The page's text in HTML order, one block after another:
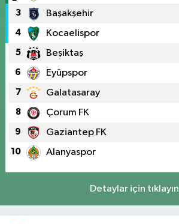
3 Başakşehir
4 Kocaelispor
5 Beşiktaş
6 Eyüpspor
7 Galatasaray
8 Çorum FK
9 Gaziantep FK
10 Alanyaspor
Detaylar için tıklayın